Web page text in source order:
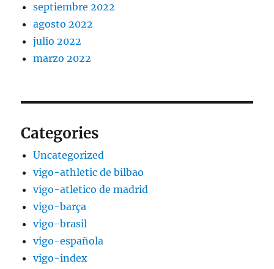
septiembre 2022
agosto 2022
julio 2022
marzo 2022
Categories
Uncategorized
vigo-athletic de bilbao
vigo-atletico de madrid
vigo-barça
vigo-brasil
vigo-española
vigo-index